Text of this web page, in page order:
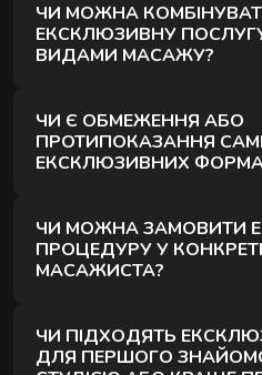
інструментів для
Дає нові відчуття і
ЧИ МОЖНА
ЕКСКЛЮЗИВНУ
ВИДАМИ МАСАЖУ?
підбирається
ЧИ Є ОБМЕЖЕННЯ АБО
ПРОТИПОКАЗАННЯ
ЕКСКЛЮЗИВНИХ
такими ж, як і для інших
процедурою
ЧИ МОЖНА ЗАМОВИТИ
ПРОЦЕДУРУ У
МАСАЖИСТА?
Це залежить від
ЧИ ПІДХОДЯТЬ
ДЛЯ ПЕРШОГО